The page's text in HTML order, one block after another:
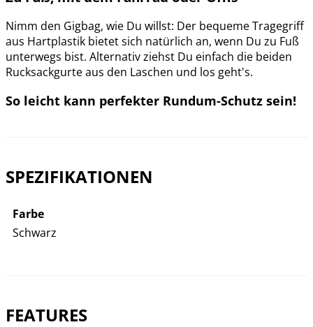
Nimm den Gigbag, wie Du willst: Der bequeme Tragegriff
aus Hartplastik bietet sich natürlich an, wenn Du zu Fuß
unterwegs bist. Alternativ ziehst Du einfach die beiden
Rucksackgurte aus den Laschen und los geht's.
So leicht kann perfekter Rundum-Schutz sein!
SPEZIFIKATIONEN
Farbe
Schwarz
FEATURES